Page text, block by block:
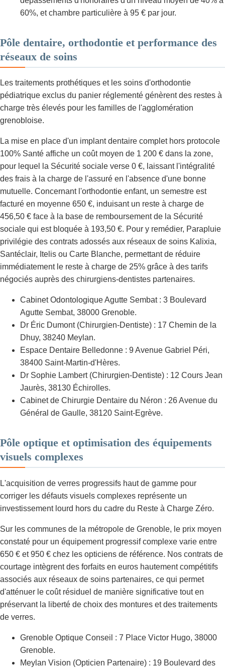
60%, et chambre particulière à 95 € par jour.
Pôle dentaire, orthodontie et performance des
réseaux de soins
Les traitements prothétiques et les soins d'orthodontie
pédiatrique exclus du panier réglementé génèrent des restes à
charge très élevés pour les familles de l'agglomération
grenobloise.
La mise en place d'un implant dentaire complet hors protocole
100% Santé affiche un coût moyen de 1 200 € dans la zone,
pour lequel la Sécurité sociale verse 0 €, laissant l'intégralité
des frais à la charge de l'assuré en l'absence d'une bonne
mutuelle. Concernant l'orthodontie enfant, un semestre est
facturé en moyenne 650 €, induisant un reste à charge de
456,50 € face à la base de remboursement de la Sécurité
sociale qui est bloquée à 193,50 €. Pour y remédier, Parapluie
privilégie des contrats adossés aux réseaux de soins Kalixia,
Santéclair, Itelis ou Carte Blanche, permettant de réduire
immédiatement le reste à charge de 25% grâce à des tarifs
négociés auprès des chirurgiens-dentistes partenaires.
Cabinet Odontologique Agutte Sembat : 3 Boulevard
Agutte Sembat, 38000 Grenoble.
Dr Éric Dumont (Chirurgien-Dentiste) : 17 Chemin de la
Dhuy, 38240 Meylan.
Espace Dentaire Belledonne : 9 Avenue Gabriel Péri,
38400 Saint-Martin-d'Hères.
Dr Sophie Lambert (Chirurgien-Dentiste) : 12 Cours Jean
Jaurès, 38130 Échirolles.
Cabinet de Chirurgie Dentaire du Néron : 26 Avenue du
Général de Gaulle, 38120 Saint-Egrève.
Pôle optique et optimisation des équipements
visuels complexes
L'acquisition de verres progressifs haut de gamme pour
corriger les défauts visuels complexes représente un
investissement lourd hors du cadre du Reste à Charge Zéro.
Sur les communes de la métropole de Grenoble, le prix moyen
constaté pour un équipement progressif complexe varie entre
650 € et 950 € chez les opticiens de référence. Nos contrats de
courtage intègrent des forfaits en euros hautement compétitifs
associés aux réseaux de soins partenaires, ce qui permet
d'atténuer le coût résiduel de manière significative tout en
préservant la liberté de choix des montures et des traitements
de verres.
Grenoble Optique Conseil : 7 Place Victor Hugo, 38000
Grenoble.
Meylan Vision (Opticien Partenaire) : 19 Boulevard des